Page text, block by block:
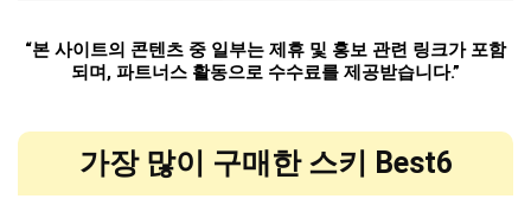
“본 사이트의 콘텐츠 중 일부는 제휴 및 홍보 관련 링크가 포함
되며, 파트너스 활동으로 수수료를 제공받습니다.”
가장 많이 구매한 스키 Best6